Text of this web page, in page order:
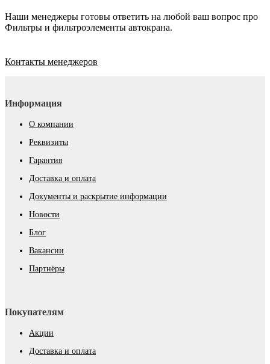
Наши менеджеры готовы ответить на любой ваш вопрос про
Фильтры и фильтроэлементы автокрана.
Контакты менеджеров
Информация
О компании
Реквизиты
Гарантия
Доставка и оплата
Документы и раскрытие информации
Новости
Блог
Вакансии
Партнёры
Покупателям
Акции
Доставка и оплата